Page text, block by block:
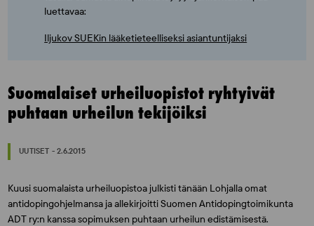
luettavaa:
Iljukov SUEKin lääketieteelliseksi asiantuntijaksi
Suomalaiset urheiluopistot ryhtyivät
puhtaan urheilun tekijöiksi
UUTISET - 2.6.2015
Kuusi suomalaista urheiluopistoa julkisti tänään Lohjalla omat
antidopingohjelmansa ja allekirjoitti Suomen Antidopingtoimikunta
ADT ry:n kanssa sopimuksen puhtaan urheilun edistämisestä.